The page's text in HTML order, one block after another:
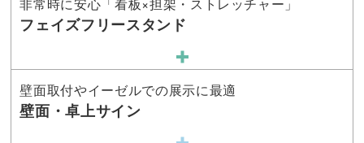
非常時に安心「看板×担架・ストレッチャー」
フェイズフリースタンド
壁面取付やイーゼルでの展示に最適
壁面・卓上サイン